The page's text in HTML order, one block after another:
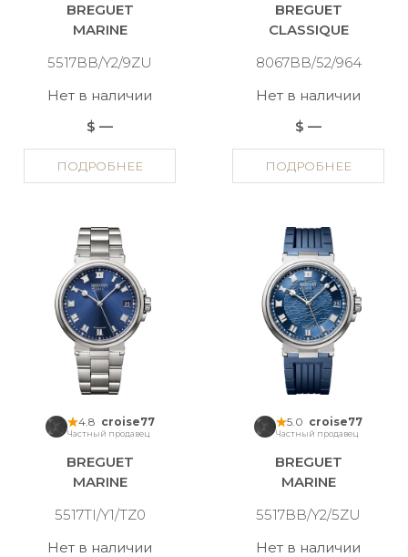
BREGUET
MARINE
5517BB/Y2/9ZU
Нет в наличии
$ —
ПОДРОБНЕЕ
BREGUET
CLASSIQUE
8067BB/52/964
Нет в наличии
$ —
ПОДРОБНЕЕ
4.8 croise77
Частный продавец
BREGUET
MARINE
5517TI/Y1/TZ0
Нет в наличии
5.0 croise77
Частный продавец
BREGUET
MARINE
5517BB/Y2/5ZU
Нет в наличии